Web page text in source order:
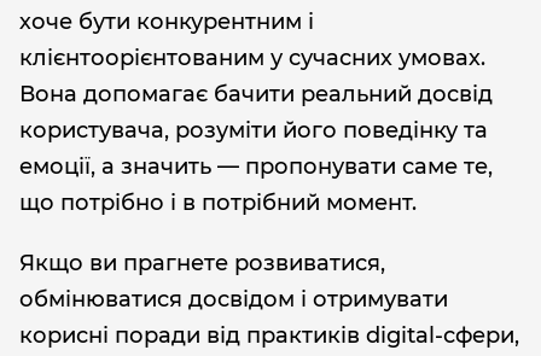
хоче бути конкурентним і
клієнтоорієнтованим у сучасних умовах.
Вона допомагає бачити реальний досвід
користувача, розуміти його поведінку та
емоції, а значить — пропонувати саме те,
що потрібно і в потрібний момент.
Якщо ви прагнете розвиватися,
обмінюватися досвідом і отримувати
корисні поради від практиків digital-сфери,